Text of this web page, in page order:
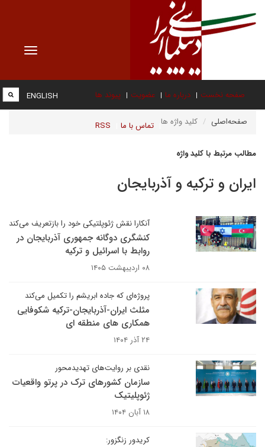
Toggle
صفحه نخست درباره ما عضویت پیوند ها
تماس با ما RSS
ENGLISH
صفحه‌اصلی کلید واژه ها
مطالب مرتبط با کلید واژه
ایران و ترکیه و آذربایجان
آنکارا نقش ژئوپلتیکی خود را بازتعریف می‌کند
کنشگری دوگانه جمهوری آذربایجان در
روابط با اسرائیل و ترکیه
۰۸ اردیبهشت ۱۴۰۵
پروژه‌ای که جاده ابریشم را تکمیل می‌کند
مثلث ایران-آذربایجان-ترکیه شکوفایی
همکاری های منطقه ای
۲۴ آذر ۱۴۰۴
نقدی بر روایت‌های تهدیدمحور
سازمان کشورهای ترک در پرتو واقعیات
ژئوپلیتیک
۱۸ آبان ۱۴۰۴
کریدور زنگزور: